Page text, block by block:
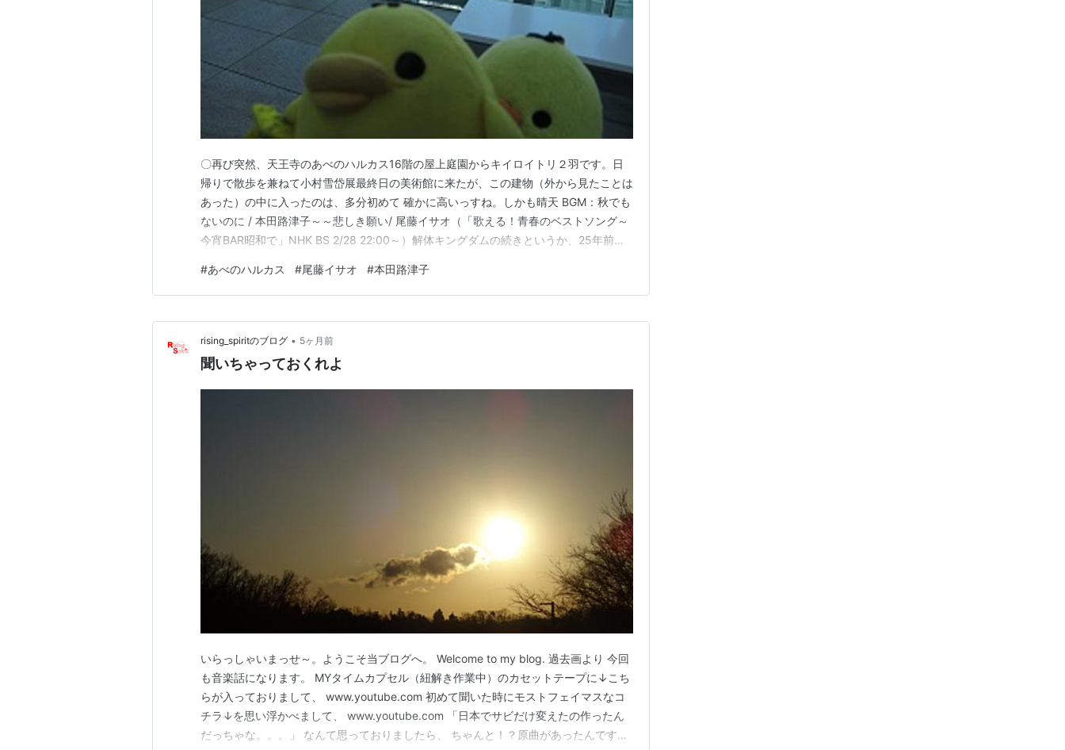
〇再び突然、天王寺のあべのハルカス16階の屋上庭園からキイロイトリ２羽です。日
帰りで散歩を兼ねて小村雪岱展最終日の美術館に来たが、この建物（外から見たことは
あった）の中に入ったのは、多分初めて 確かに高いっすね。しかも晴天 BGM：秋でも
ないのに / 本田路津子～～悲しき願い/ 尾藤イサオ（「歌える！青春のベストソング～
今宵BAR昭和で」NHK BS 2/28 22:00～）解体キングダムの続きというか、25年前に
サオさん登場。そして小さい頃、「藍より青く」の本田さんの「耳をすましてごらん」
のような高い声が出て歌え…
#あべのハルカス #尾藤イサオ #本田路津子
rising_spiritのブログ • 5ヶ月前
聞いちゃっておくれよ
いらっしゃいまっせ～。ようこそ当ブログへ。 Welcome to my blog. 過去画より 今回
も音楽話になります。 MYタイムカプセル（紐解き作業中）のカセットテープに↓こち
らが入っておりまして、 www.youtube.com 初めて聞いた時にモストフェイマスなコ
チラ↓を思い浮かべまして、 www.youtube.com 「日本でサビだけ変えたの作ったん
だっちゃな。。。」 なんて思っておりましたら、 ちゃんと！？原曲があったんです